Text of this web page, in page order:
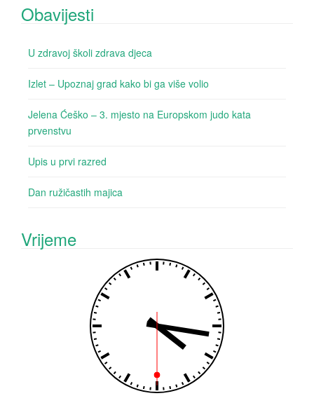
Obavijesti
U zdravoj školi zdrava djeca
Izlet – Upoznaj grad kako bi ga više volio
Jelena Ćeško – 3. mjesto na Europskom judo kata
prvenstvu
Upis u prvi razred
Dan ružičastih majica
Vrijeme